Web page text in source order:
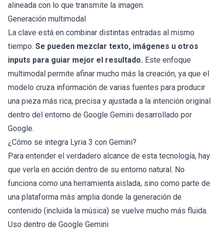
alineada con lo que transmite la imagen.
Generación multimodal
La clave está en combinar distintas entradas al mismo
tiempo. Se pueden mezclar texto, imágenes u otros
inputs para guiar mejor el resultado. Este enfoque
multimodal permite afinar mucho más la creación, ya que el
modelo cruza información de varias fuentes para producir
una pieza más rica, precisa y ajustada a la intención original
dentro del entorno de Google Gemini desarrollado por
Google.
¿Cómo se integra Lyria 3 con Gemini?
Para entender el verdadero alcance de esta tecnología, hay
que verla en acción dentro de su entorno natural. No
funciona como una herramienta aislada, sino como parte de
una plataforma más amplia donde la generación de
contenido (incluida la música) se vuelve mucho más fluida.
Uso dentro de Google Gemini